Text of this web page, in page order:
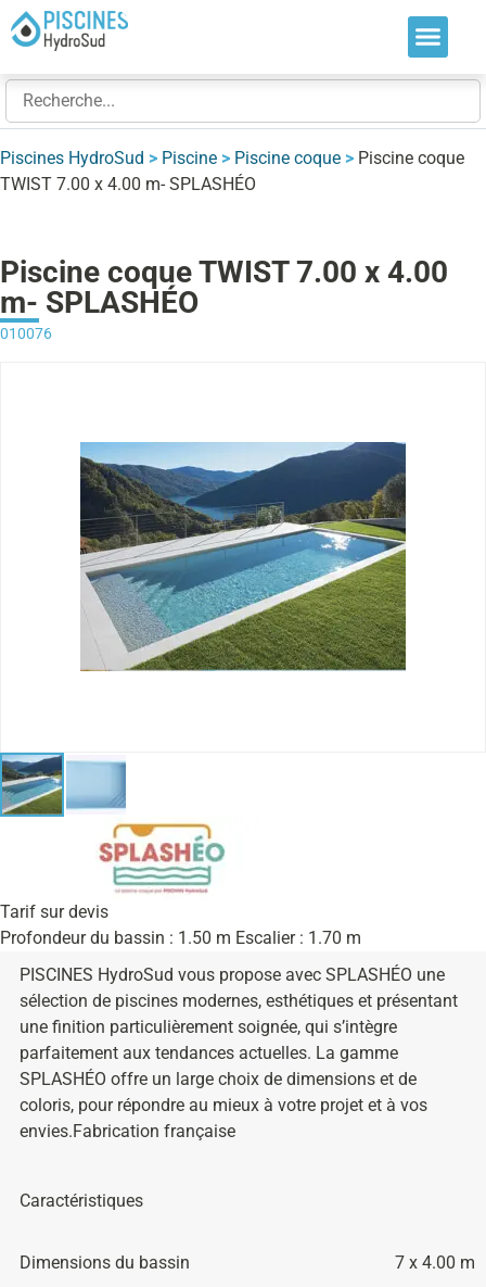
Piscines HydroSud > Piscine > Piscine coque > Piscine coque
TWIST 7.00 x 4.00 m- SPLASHÉO
Piscine coque TWIST 7.00 x 4.00
m- SPLASHÉO
010076
Tarif sur devis
Profondeur du bassin : 1.50 m Escalier : 1.70 m
PISCINES HydroSud vous propose avec SPLASHÉO une
sélection de piscines modernes, esthétiques et présentant
une finition particulièrement soignée, qui s’intègre
parfaitement aux tendances actuelles. La gamme
SPLASHÉO offre un large choix de dimensions et de
coloris, pour répondre au mieux à votre projet et à vos
envies.Fabrication française
Caractéristiques
Dimensions du bassin 7 x 4.00 m